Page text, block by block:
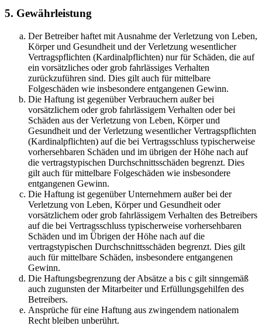
5. Gewährleistung
Der Betreiber haftet mit Ausnahme der Verletzung von Leben,
Körper und Gesundheit und der Verletzung wesentlicher
Vertragspflichten (Kardinalpflichten) nur für Schäden, die auf
ein vorsätzliches oder grob fahrlässiges Verhalten
zurückzuführen sind. Dies gilt auch für mittelbare
Folgeschäden wie insbesondere entgangenen Gewinn.
Die Haftung ist gegenüber Verbrauchern außer bei
vorsätzlichem oder grob fahrlässigem Verhalten oder bei
Schäden aus der Verletzung von Leben, Körper und
Gesundheit und der Verletzung wesentlicher Vertragspflichten
(Kardinalpflichten) auf die bei Vertragsschluss typischerweise
vorhersehbaren Schäden und im übrigen der Höhe nach auf
die vertragstypischen Durchschnittsschäden begrenzt. Dies
gilt auch für mittelbare Folgeschäden wie insbesondere
entgangenen Gewinn.
Die Haftung ist gegenüber Unternehmern außer bei der
Verletzung von Leben, Körper und Gesundheit oder
vorsätzlichem oder grob fahrlässigem Verhalten des Betreibers
auf die bei Vertragsschluss typischerweise vorhersehbaren
Schäden und im Übrigen der Höhe nach auf die
vertragstypischen Durchschnittsschäden begrenzt. Dies gilt
auch für mittelbare Schäden, insbesondere entgangenen
Gewinn.
Die Haftungsbegrenzung der Absätze a bis c gilt sinngemäß
auch zugunsten der Mitarbeiter und Erfüllungsgehilfen des
Betreibers.
Ansprüche für eine Haftung aus zwingendem nationalem
Recht bleiben unberührt.